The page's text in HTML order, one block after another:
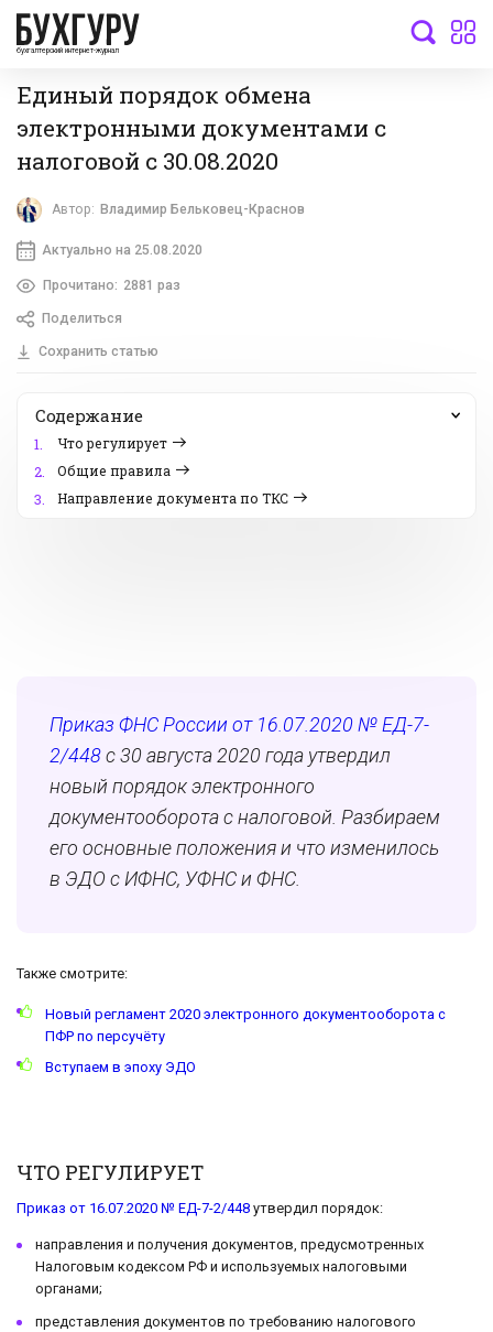
бухгалтерский интернет-журнал
Единый порядок обмена
электронными документами с
налоговой с 30.08.2020
Автор: Владимир Бельковец-Краснов
Актуально на 25.08.2020
Прочитано: 2881 раз
Поделиться
Сохранить статью
Содержание
1.
Что регулирует
2.
Общие правила
3.
Направление документа по ТКС
Приказ ФНС России от 16.07.2020 № ЕД-7-
2/448с 30 августа 2020 года утвердил
новый порядок электронного
документооборота с налоговой. Разбираем
его основные положения и что изменилось
в ЭДО с ИФНС, УФНС и ФНС.
Также смотрите:
Новый регламент 2020 электронного документооборота с
ПФР по персучёту
Вступаем в эпоху ЭДО
ЧТО РЕГУЛИРУЕТ
Приказ от 16.07.2020 № ЕД-7-2/448 утвердил порядок:
направления и получения документов, предусмотренных
Налоговым кодексом РФ и используемых налоговыми
органами;
представления документов по требованию налогового